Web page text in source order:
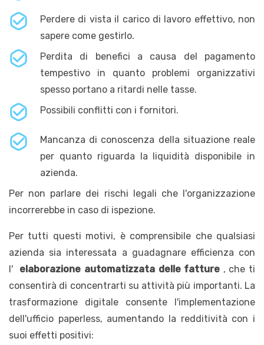
Perdere di vista il carico di lavoro effettivo, non
sapere come gestirlo.
Perdita di benefici a causa del pagamento
tempestivo in quanto problemi organizzativi
spesso portano a ritardi nelle tasse.
Possibili conflitti con i fornitori.
Mancanza di conoscenza della situazione reale
per quanto riguarda la liquidità disponibile in
azienda.
Per non parlare dei rischi legali che l'organizzazione
incorrerebbe in caso di ispezione.
Per tutti questi motivi, è comprensibile che qualsiasi
azienda sia interessata a guadagnare efficienza con
l' elaborazione automatizzata delle fatture , che ti
consentirà di concentrarti su attività più importanti. La
trasformazione digitale consente l'implementazione
dell'ufficio paperless, aumentando la redditività con i
suoi effetti positivi: